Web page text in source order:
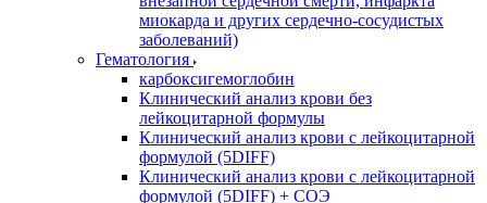
миокарда и других сердечно-сосудистых
заболеваний)
Гематология
карбоксигемоглобин
Клинический анализ крови без
лейкоцитарной формулы
Клинический анализ крови с лейкоцитарной
формулой (5DIFF)
Клинический анализ крови с лейкоцитарной
формулой (5DIFF) + СОЭ